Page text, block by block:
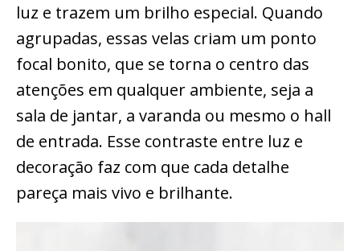
luz e trazem um brilho especial. Quando
agrupadas, essas velas criam um ponto
focal bonito, que se torna o centro das
atenções em qualquer ambiente, seja a
sala de jantar, a varanda ou mesmo o hall
de entrada. Esse contraste entre luz e
decoração faz com que cada detalhe
pareça mais vivo e brilhante.